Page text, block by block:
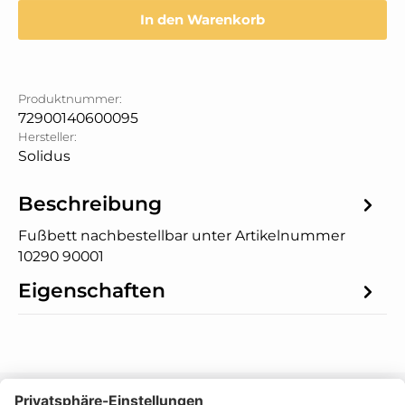
In den Warenkorb
Produktnummer:
72900140600095
Hersteller:
Solidus
Beschreibung
Fußbett nachbestellbar unter Artikelnummer
10290 90001
Eigenschaften
Informationen